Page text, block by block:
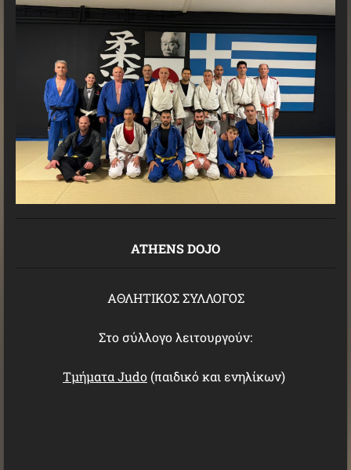
ATHENS DOJO
AΘΛΗΤΙΚΟΣ ΣΥΛΛΟΓΟΣ
Στο σύλλογο λειτουργούν:
Τμήματα Judo (παιδικό και ενηλίκων)